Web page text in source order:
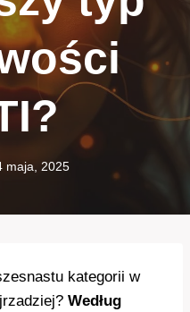
maja, 2025
kategorii w
Według